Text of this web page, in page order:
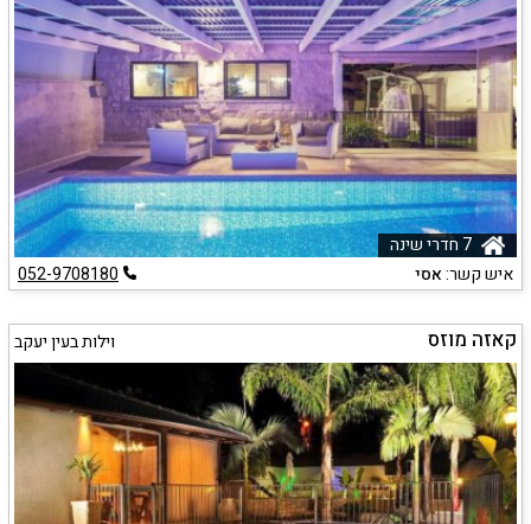
איש קשר:אסי 052-9708180
קאזה מוזס וילות בעין יעקב